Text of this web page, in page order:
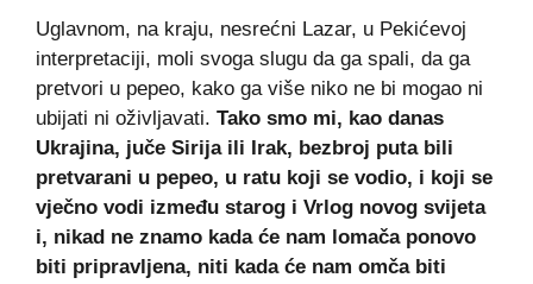
Uglavnom, na kraju, nesrećni Lazar, u Pekićevoj
interpretaciji, moli svoga slugu da ga spali, da ga
pretvori u pepeo, kako ga više niko ne bi mogao ni
ubijati ni oživljavati. Tako smo mi, kao danas
Ukrajina, juče Sirija ili Irak, bezbroj puta bili
pretvarani u pepeo, u ratu koji se vodio, i koji se
vječno vodi između starog i Vrlog novog svijeta
i, nikad ne znamo kada će nam lomača ponovo
biti pripravljena, niti kada će nam omča biti